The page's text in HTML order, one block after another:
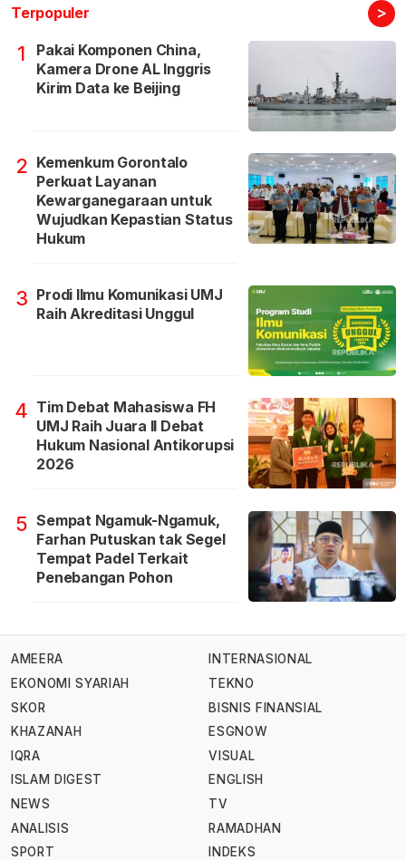
Terpopuler >
1
Pakai Komponen China,
Kamera Drone AL Inggris
Kirim Data ke Beijing
2 Kemenkum Gorontalo
Perkuat Layanan
Kewarganegaraan untuk
Wujudkan Kepastian Status
Hukum
3 Prodi Ilmu Komunikasi UMJ
Raih Akreditasi Unggul
4 Tim Debat Mahasiswa FH
UMJ Raih Juara II Debat
Hukum Nasional Antikorupsi
2026
5 Sempat Ngamuk-Ngamuk,
Farhan Putuskan tak Segel
Tempat Padel Terkait
Penebangan Pohon
AMEERA
EKONOMI SYARIAH
SKOR
KHAZANAH
IQRA
ISLAM DIGEST
NEWS
ANALISIS
SPORT
INTERNASIONAL
TEKNO
BISNIS FINANSIAL
ESGNOW
VISUAL
ENGLISH
TV
RAMADHAN
INDEKS